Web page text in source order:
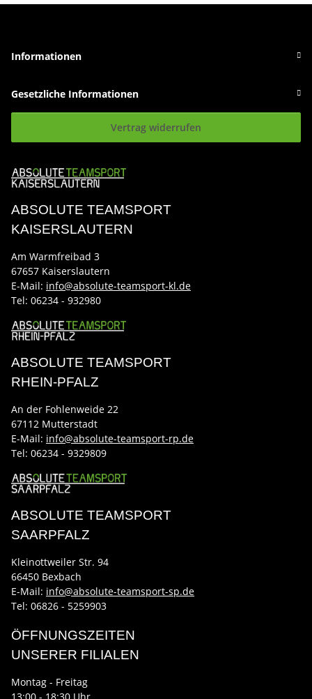
Informationen
Gesetzliche Informationen
Vertrag widerrufen
ABSOLUTE TEAMSPORT
KAISERSLAUTERN
Am Warmfreibad 3
67657 Kaiserslautern
E-Mail: info@absolute-teamsport-kl.de
Tel: 06234 - 932980
ABSOLUTE TEAMSPORT
RHEIN-PFALZ
An der Fohlenweide 22
67112 Mutterstadt
E-Mail: info@absolute-teamsport-rp.de
Tel: 06234 - 9329809
ABSOLUTE TEAMSPORT
SAARPFALZ
Kleinottweiler Str. 94
66450 Bexbach
E-Mail: info@absolute-teamsport-sp.de
Tel: 06826 - 5259903
ÖFFNUNGSZEITEN
UNSERER FILIALEN
Montag - Freitag
13:00 - 18:30 Uhr